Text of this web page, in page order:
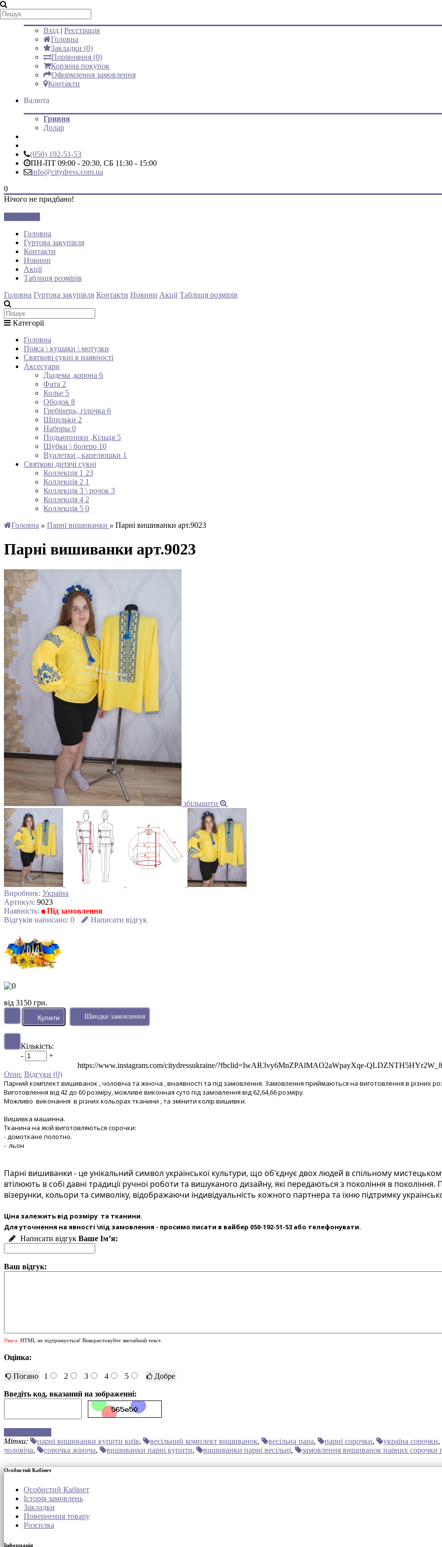
Мій аккаунт
Вхід | Реєстрація
Головна
Закладки (0)
Порівняння (0)
Корзина покупок
Оформлення замовлення
Контакти
Валюта
Гривня
Долар
(050) 192-51-53
ПН-ПТ 09:00 - 20:30, СБ 11:30 - 15:00
info@citydress.com.ua
0
Нічого не придбано!
Головна
Гуртова закупівля
Контакти
Новини
Акції
Таблиця розмірів
Головна Гуртова закупівля Контакти Новини Акції Таблиця розмірів
Категорії
Головна
Пояса \ кушаки \ мотузки
Святкові сукні в наявності
Аксесуари
Діадема ,корона 6
Фата 2
Колье 5
Ободок 8
Гребінець, гілочка 6
Шпильки 2
Наборы 0
Подьюпники ,Кільця 5
Шубки \ болеро 10
Вуалетки , капелюшки 1
Святкові дитячі сукні
Коллекція 1 23
Коллекція 2 1
Коллекція 3 \ рочок 3
Коллекція 4 2
Коллекція 5 0
Головна » Парні вишиванки » Парні вишиванки арт.9023
Парні вишиванки арт.9023
збільшити
Виробник: Україна
Артикул: 9023
Наявність:
Під замовлення
Відгуків написано: 0 Написати відгук
від 3150 грн.
Швидке замовлення
Кількість:
-
+
https://www.instagram.com/citydressukraine/?fbclid=IwAR3vy6MnZPAlMAO2aWpayXqe-
Опис Відгуки (0)
Парний комплект вишиванок , чоловіча та жіноча , внаявності та під замовлення. Замовлення приймаються на виготовлення в різних
Виготовлення від 42 до 60 розміру, можливе виконная суто під замовлення від 62,64,66 розміру.
Можливо виконання в різних кольорах тканини , та змінити колір вишивки.
Вишивка машинна.
Тканина на якій виготовляються сорочки:
- домоткане полотно.
- льон
Парні вишиванки - це унікальний символ української культури, що об'єднує двох людей в спільному
втілюють в собі давні традиції ручної роботи та вишуканого дизайну, які передаються з покоління в
візерунки, кольори та символіку, відображаючи індивідуальність кожного партнера та їхню підтримку
Ціна залежить від розміру та тканини.
Для уточнення на явності \під замовлення - просимо писати в вайбер 050-192-51-53 або телефонувати.
Написати відгук Ваше Ім’я:
Ваш відгук:
Увага: HTML не підтримується! Використовуйте звичайний текст.
Оцінка:
Погано 1 2 3 4 5 Добре
Введіть код, вказаний на зображенні:
Мітки:
парні вишиванки купити київ, весільний комплект вишиванок, весільна пара, парні сорочки, україна сорочки,
чоловіча, сорочка жіноча, вишиванки парні купити, вишиванки парні весільні, замовлення вишиванок парних сорочки
Особистий Кабінет
Особистий Кабінет
Історія замовлень
Закладки
Повернення товару
Розсилка
Інформація